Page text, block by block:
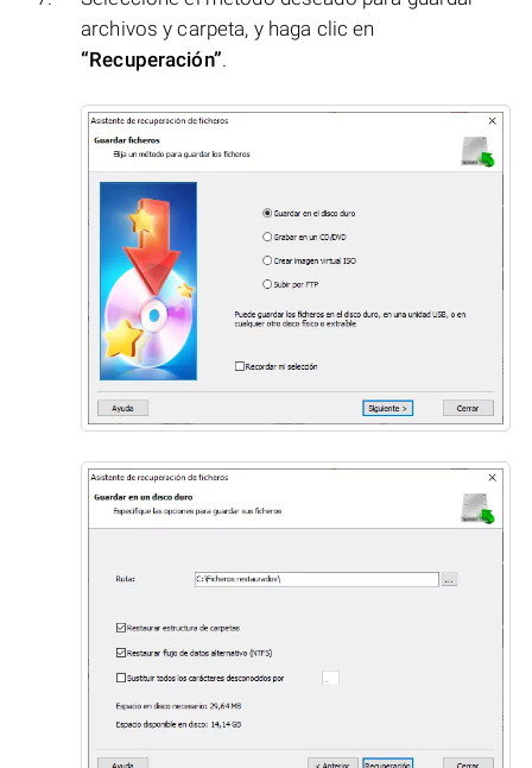
archivos y carpeta, y haga clic en
“Recuperación”.